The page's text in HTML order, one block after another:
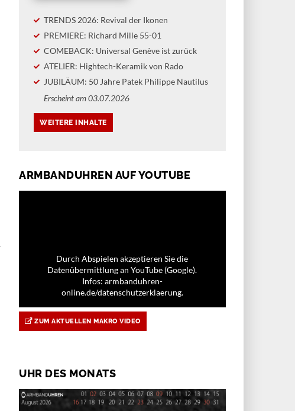
TRENDS 2026: Revival der Ikonen
PREMIERE: Richard Mille 55-01
COMEBACK: Universal Genève ist zurück
ATELIER: Hightech-Keramik von Rado
JUBILÄUM: 50 Jahre Patek Philippe Nautilus
Erscheint am 03.07.2026
ARMBANDUHREN AUF YOUTUBE
Durch Abspielen akzeptieren Sie die
Datenübermittlung an YouTube (Google).
Infos: armbanduhren-
online.de/datenschutzerklaerung.
ZUM AKTUELLEN MAKRO VIDEO
UHR DES MONATS